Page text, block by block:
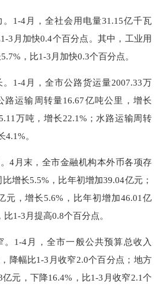
4月，全社会用电量31.15亿千瓦
3月加快0.4个百分点。其中，工业用
，比1-3月加快0.3个百分点。
4月，全市公路货运量2007.33万
路运输周转量16.67亿吨公里，增长
万吨，增长22.1%；水路运输周转
。
月末，全市金融机构本外币各项存
增长5.5%，比年初增加39.04亿元；
元，增长5.6%，比年初增加46.01亿
1-3月提高0.8个百分点。
1-4月，全市一般公共预算总收入
降幅比1-3月收窄2.0个百分点；地方
元，下降16.4%，比1-3月收窄2.1个